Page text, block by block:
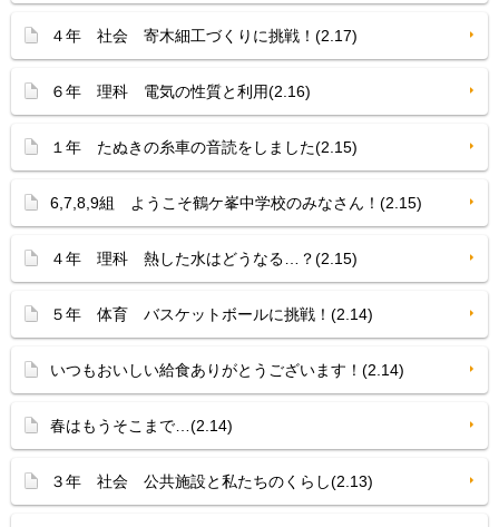
４年 社会 寄木細工づくりに挑戦！(2.17)
６年 理科 電気の性質と利用(2.16)
１年 たぬきの糸車の音読をしました(2.15)
6,7,8,9組 ようこそ鶴ケ峯中学校のみなさん！(2.15)
４年 理科 熱した水はどうなる…？(2.15)
５年 体育 バスケットボールに挑戦！(2.14)
いつもおいしい給食ありがとうございます！(2.14)
春はもうそこまで…(2.14)
３年 社会 公共施設と私たちのくらし(2.13)